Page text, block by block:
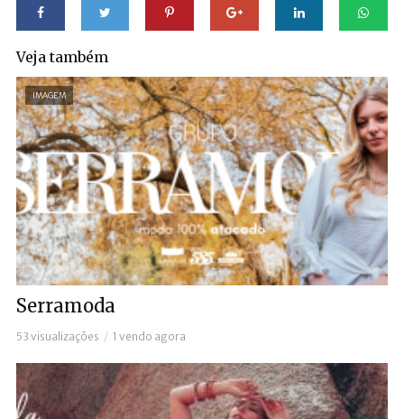
Veja também
IMAGEM
Serramoda
53 visualizações 1 vendo agora